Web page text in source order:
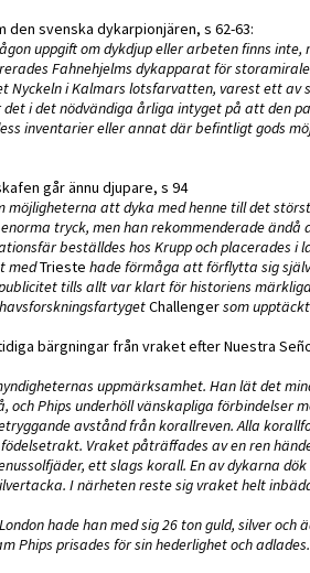
den svenska dykarpionjären, s 62-63:
uppgift om dykdjup eller arbeten finns inte,
Fahnehjelms dykapparat för
Nyckeln i Kalmars lotsfarvatten, varest ett av
det i det nödvändiga årliga intyget på att den
inventarier eller annat där befintligt gods
går ännu djupare, s 94
möjligheterna att dyka med henne till det
tryck, men han rekommenderade ändå
beställdes hos Krupp och placerades i
medTrieste hade förmåga att förflytta sig
tills allt var klart för historiens
Challengersom
bärgningar från vraket efter Nuestra
uppmärksamhet. Han lät det
Phips underhöll vänskapliga förbindelser
avstånd från korallreven. Alla
Vraket påträffades av en ren
ett slags korall. En av dykarna
I närheten reste sig vraket helt
hade han med sig 26 ton guld, silver och
Phips prisades för sin hederlighet och adlades.